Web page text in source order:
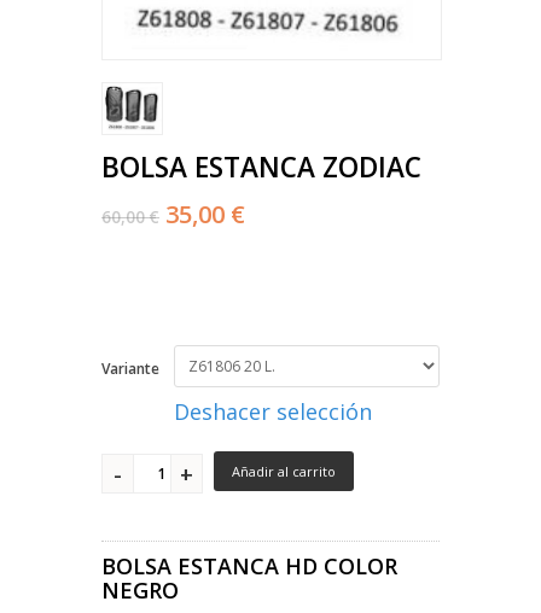
BOLSA ESTANCA ZODIAC
60,00 € 35,00 €
Variante
Deshacer selección
Añadir al carrito
BOLSA ESTANCA HD COLOR
NEGRO